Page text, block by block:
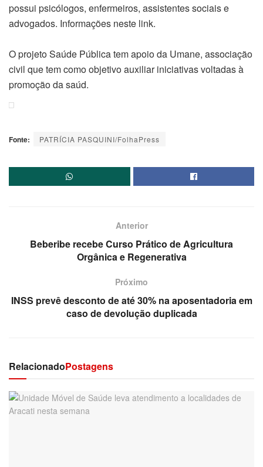
possui psicólogos, enfermeiros, assistentes sociais e
advogados. Informações neste link.
O projeto Saúde Pública tem apoio da Umane, associação
civil que tem como objetivo auxiliar iniciativas voltadas à
promoção da saúd.
Fonte: PATRÍCIA PASQUINI/FolhaPress
Anterior
Beberibe recebe Curso Prático de Agricultura
Orgânica e Regenerativa
Próximo
INSS prevê desconto de até 30% na aposentadoria em
caso de devolução duplicada
RelacionadoPostagens